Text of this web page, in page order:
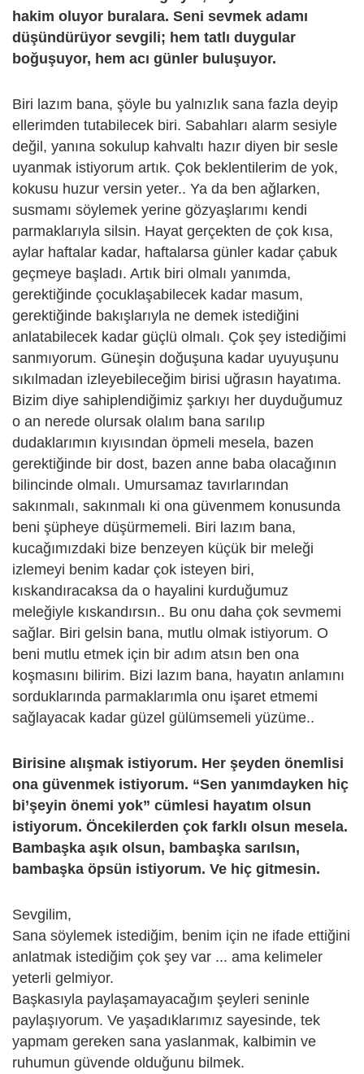
hakim oluyor buralara. Seni sevmek adamı
düşündürüyor sevgili; hem tatlı duygular
boğuşuyor, hem acı günler buluşuyor.
Biri lazım bana, şöyle bu yalnızlık sana fazla deyip
ellerimden tutabilecek biri. Sabahları alarm sesiyle
değil, yanına sokulup kahvaltı hazır diyen bir sesle
uyanmak istiyorum artık. Çok beklentilerim de yok,
kokusu huzur versin yeter.. Ya da ben ağlarken,
susmamı söylemek yerine gözyaşlarımı kendi
parmaklarıyla silsin. Hayat gerçekten de çok kısa,
aylar haftalar kadar, haftalarsa günler kadar çabuk
geçmeye başladı. Artık biri olmalı yanımda,
gerektiğinde çocuklaşabilecek kadar masum,
gerektiğinde bakışlarıyla ne demek istediğini
anlatabilecek kadar güçlü olmalı. Çok şey istediğimi
sanmıyorum. Güneşin doğuşuna kadar uyuyuşunu
sıkılmadan izleyebileceğim birisi uğrasın hayatıma.
Bizim diye sahiplendiğimiz şarkıyı her duyduğumuz
o an nerede olursak olalım bana sarılıp
dudaklarımın kıyısından öpmeli mesela, bazen
gerektiğinde bir dost, bazen anne baba olacağının
bilincinde olmalı. Umursamaz tavırlarından
sakınmalı, sakınmalı ki ona güvenmem konusunda
beni şüpheye düşürmemeli. Biri lazım bana,
kucağımızdaki bize benzeyen küçük bir meleği
izlemeyi benim kadar çok isteyen biri,
kıskandıracaksa da o hayalini kurduğumuz
meleğiyle kıskandırsın.. Bu onu daha çok sevmemi
sağlar. Biri gelsin bana, mutlu olmak istiyorum. O
beni mutlu etmek için bir adım atsın ben ona
koşmasını bilirim. Bizi lazım bana, hayatın anlamını
sorduklarında parmaklarımla onu işaret etmemi
sağlayacak kadar güzel gülümsemeli yüzüme..
Birisine alışmak istiyorum. Her şeyden önemlisi
ona güvenmek istiyorum. “Sen yanımdayken hiç
bi’şeyin önemi yok” cümlesi hayatım olsun
istiyorum. Öncekilerden çok farklı olsun mesela.
Bambaşka aşık olsun, bambaşka sarılsın,
bambaşka öpsün istiyorum. Ve hiç gitmesin.
Sevgilim,
Sana söylemek istediğim, benim için ne ifade ettiğini
anlatmak istediğim çok şey var ... ama kelimeler
yeterli gelmiyor.
Başkasıyla paylaşamayacağım şeyleri seninle
paylaşıyorum. Ve yaşadıklarımız sayesinde, tek
yapmam gereken sana yaslanmak, kalbimin ve
ruhumun güvende olduğunu bilmek.